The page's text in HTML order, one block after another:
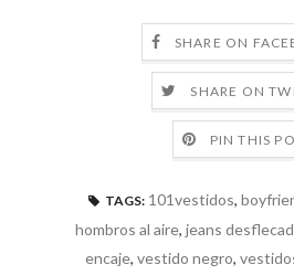
SHARE ON
SHARE ON
PIN THIS
TAGS: 101vestidos,
hombros al aire, jeans
encaje, vestido negro,